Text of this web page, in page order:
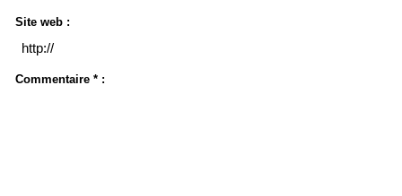
Site web :
Commentaire * :